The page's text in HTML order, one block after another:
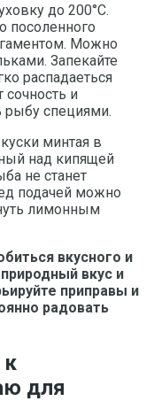
до 200°C.
посоленного
Можно
Запекайте
распадаеться
сочность и
рыбу специями.
минтая в
над кипящей
не станет
подачей можно
лимонным
вкусного и
вкус и
приправы и
радовать
к
для